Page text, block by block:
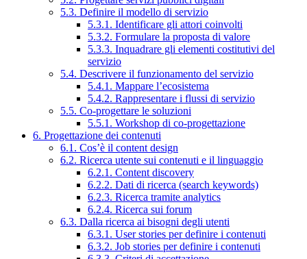
5.3. Definire il modello di servizio
5.3.1. Identificare gli attori coinvolti
5.3.2. Formulare la proposta di valore
5.3.3. Inquadrare gli elementi costitutivi del
servizio
5.4. Descrivere il funzionamento del servizio
5.4.1. Mappare l’ecosistema
5.4.2. Rappresentare i flussi di servizio
5.5. Co-progettare le soluzioni
5.5.1. Workshop di co-progettazione
6. Progettazione dei contenuti
6.1. Cos’è il content design
6.2. Ricerca utente sui contenuti e il linguaggio
6.2.1. Content discovery
6.2.2. Dati di ricerca (search keywords)
6.2.3. Ricerca tramite analytics
6.2.4. Ricerca sui forum
6.3. Dalla ricerca ai bisogni degli utenti
6.3.1. User stories per definire i contenuti
6.3.2. Job stories per definire i contenuti